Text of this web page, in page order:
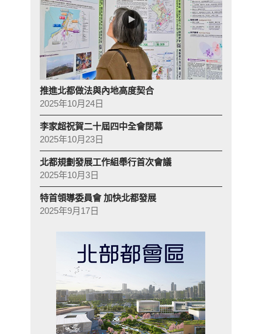
推進北都做法與內地高度契合
2025年10月24日
李家超祝賀二十屆四中全會閉幕
2025年10月23日
北都規劃發展工作組舉行首次會議
2025年10月3日
特首領導委員會 加快北都發展
2025年9月17日